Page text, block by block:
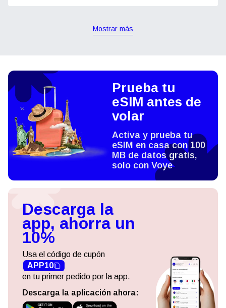
Mostrar más
Prueba tu
eSIM antes de
volar
Activa y prueba tu
eSIM en casa con 100
MB de datos gratis,
solo con Voye
Descarga la
app, ahorra un
10%
Usa el código de cupón
APP10
en tu primer pedido por la app.
Descarga la aplicación ahora: